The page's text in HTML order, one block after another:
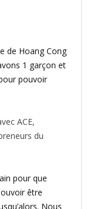
de Hoang Cong
1 garçon et
pouvoir
ACE,
du
pour que
être
Nous